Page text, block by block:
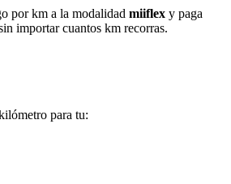
por km a la modalidad miiflex y paga
importar cuantos km recorras.
para tu: